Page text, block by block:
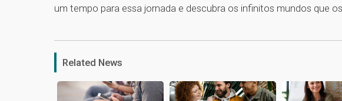
um tempo para essa jornada e descubra os infinitos mundos que
1
Related News